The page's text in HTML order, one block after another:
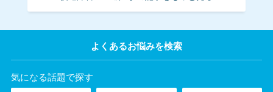
よくあるお悩みを検索
気になる話題で探す